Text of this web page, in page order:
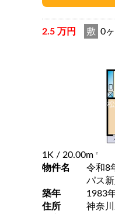
2.5 万円 敷 0
1K / 20.00m 2
物件名
令和8
パス
築年
1983
住所
神奈